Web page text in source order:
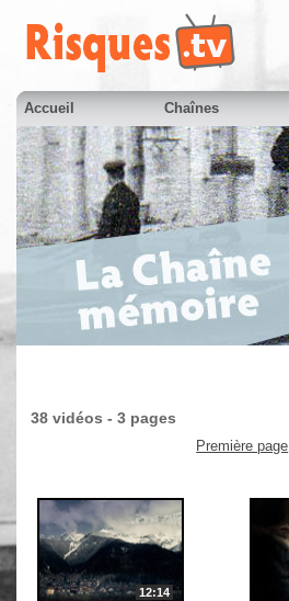
Accueil Chaînes
38 vidéos - 3 pages
Première page
12:14